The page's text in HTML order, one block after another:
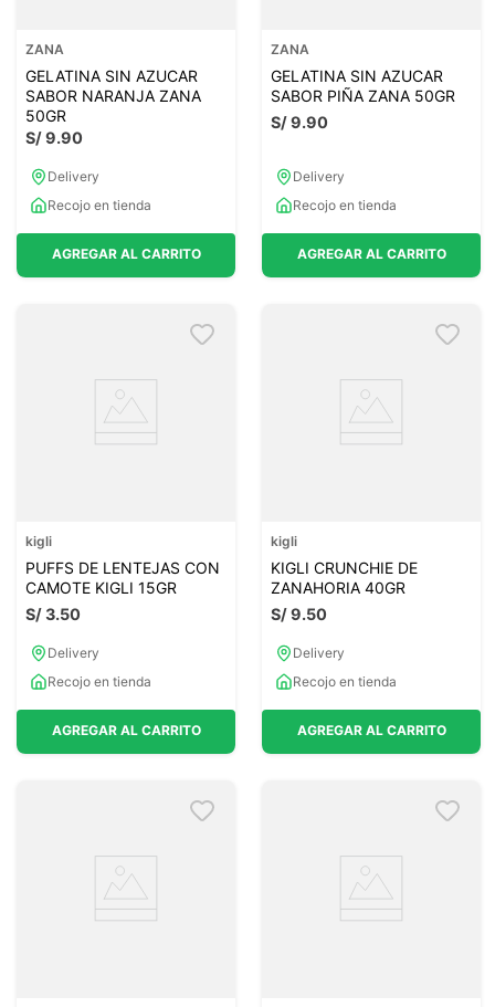
ZANA
GELATINA SIN AZUCAR
SABOR NARANJA ZANA
50GR
S/9.90
Delivery
Recojo en tienda
AGREGAR AL CARRITO
ZANA
GELATINA SIN AZUCAR
SABOR PIÑA ZANA 50GR
S/9.90
Delivery
Recojo en tienda
AGREGAR AL CARRITO
kigli
PUFFS DE LENTEJAS CON
CAMOTE KIGLI 15GR
S/3.50
Delivery
Recojo en tienda
AGREGAR AL CARRITO
kigli
KIGLI CRUNCHIE DE
ZANAHORIA 40GR
S/9.50
Delivery
Recojo en tienda
AGREGAR AL CARRITO